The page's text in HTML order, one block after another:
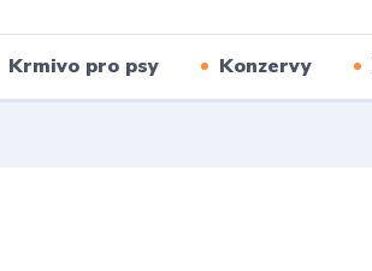
Krmivo pro psy Konzervy